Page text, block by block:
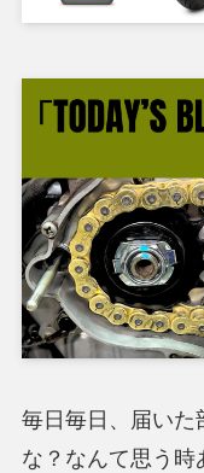
毎日毎日、届いた
な？なんて思う時